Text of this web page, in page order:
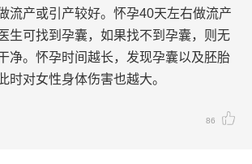
流产或引产较好。怀孕40天左右做流产
生可找到孕囊，如果找不到孕囊，则无
净。怀孕时间越长，发现孕囊以及胚胎
时对女性身体伤害也越大。
86